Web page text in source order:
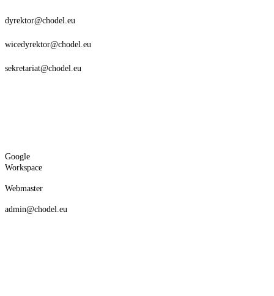
dyrektor@chodel.eu
wicedyrektor@chodel.eu
sekretariat@chodel.eu
Google
Workspace
Webmaster
admin@chodel.eu